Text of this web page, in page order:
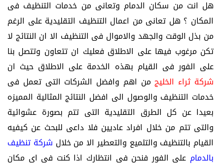
هل انت من سكان الدمام وتعانى من خدمات التنظيف فى
المكان ؟ هل تعانى من اعمال التنظيف التقليدية على الرغم
من بذل الوقت والجهد والاموال فى التنظيف الا ان النتائج لا
تكن مرغوب فيها على الاطلاق فعليك ان تتعاون وتتصل بنا
على الفور فى القيام بهذه الخدمة على الاطلاق حيث ان
شركة ثراء الخليجمن اهم وافضل الشركات التى تعمل فى
خدمات التنظيف والوصول الى افضل النتائج المثالية المميزه
بعيدا عن كل الطرق التقليدية التى تتم بصورة عشوائية
والتى تتم من خلال افراد عاديين فلا داعى للبحث عن كيفيه
القيام بالتنظيف والتلميع والتعطير الا من خلال شركة تنظيف
بالدمام على الفور فنحن فى انتظارك اذا كنت فى اى مكان